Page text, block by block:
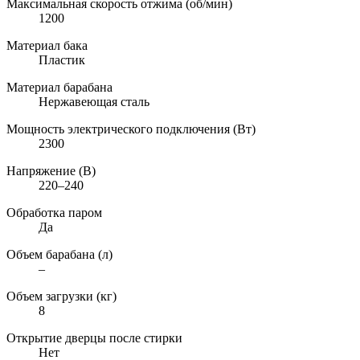
Максимальная скорость отжима (об/мин)
1200
Материал бака
Пластик
Материал барабана
Нержавеющая сталь
Мощность электрического подключения (Вт)
2300
Напряжение (В)
220–240
Обработка паром
Да
Объем барабана (л)
–
Объем загрузки (кг)
8
Открытие дверцы после стирки
Нет